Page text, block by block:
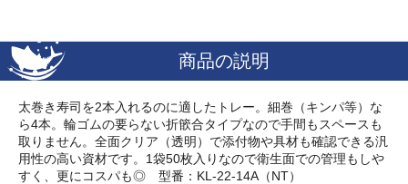
商品の説明
太巻き寿司を2本入れるのに適したトレー。細巻（キンパ等）な
ら4本。輪ゴムの要らない折篏合タイプなので手間もスペースも
取りません。全面クリア（透明）で添付物や具材も確認できる汎
用性の高い資材です。1袋50枚入りなので衛生面での管理もしや
すく、更にコスパも◎ 型番：KL-22-14A（NT）